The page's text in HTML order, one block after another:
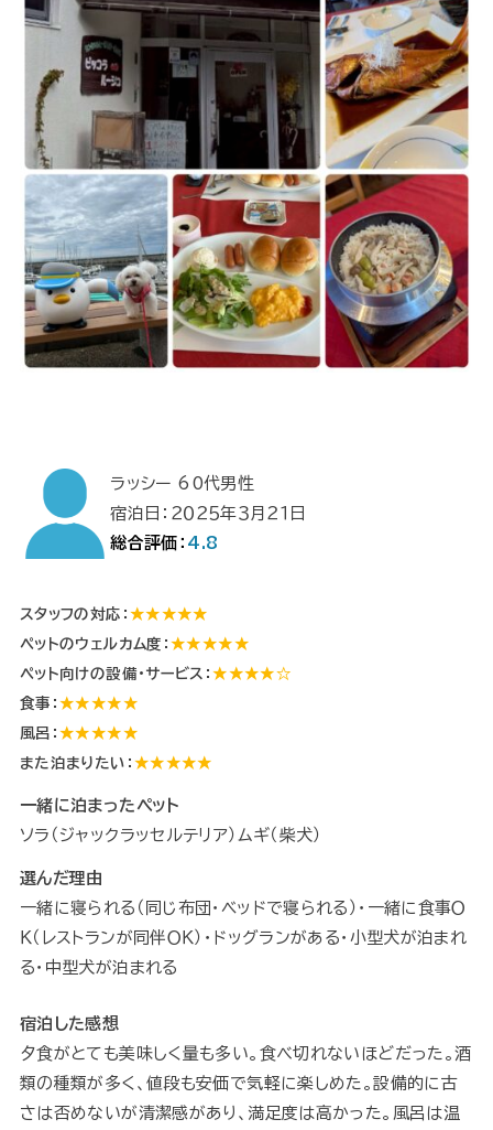
ラッシー 60代男性
宿泊日：２０２５年３月２１日
総合評価： 4.8
スタッフの対応： ★★★★★
ペットのウェルカム度：★★★★★
ペット向けの設備・サービス：★★★★☆
食事：★★★★★
風呂：★★★★★
また泊まりたい： ★★★★★
一緒に泊まったペット
ソラ（ジャックラッセルテリア）ムギ（柴犬）
選んだ理由
一緒に寝られる（同じ布団・ベッドで寝られる）・一緒に食事Ｏ
Ｋ（レストランが同伴ＯＫ）・ドッグランがある・小型犬が泊まれ
る・中型犬が泊まれる
宿泊した感想
夕食がとても美味しく量も多い。食べ切れないほどだった。酒
類の種類が多く、値段も安価で気軽に楽しめた。設備的に古
さは否めないが清潔感があり、満足度は高かった。風呂は温